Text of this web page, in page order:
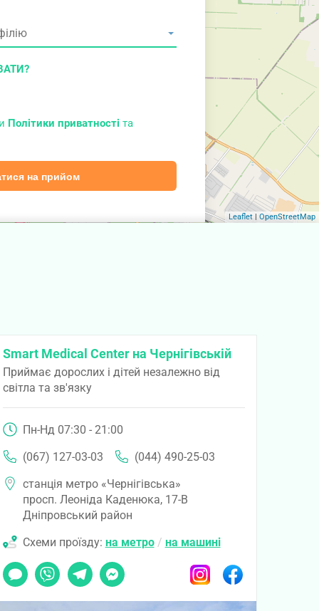
Політики приватності та
на прийом
Leaflet | OpenStreetMap
Smart Medical Center на Чернігівській
Приймає дорослих і дітей незалежно від
світла та зв'язку
Пн-Нд 07:30 - 21:00
(067) 127-03-03
(044) 490-25-03
станція метро «Чернігівська»
просп. Леоніда Каденюка, 17-В
Дніпровський район
Схеми проїзду: на метро/ на машині
Чат Viber TelegramMessenger InstagramFacebook